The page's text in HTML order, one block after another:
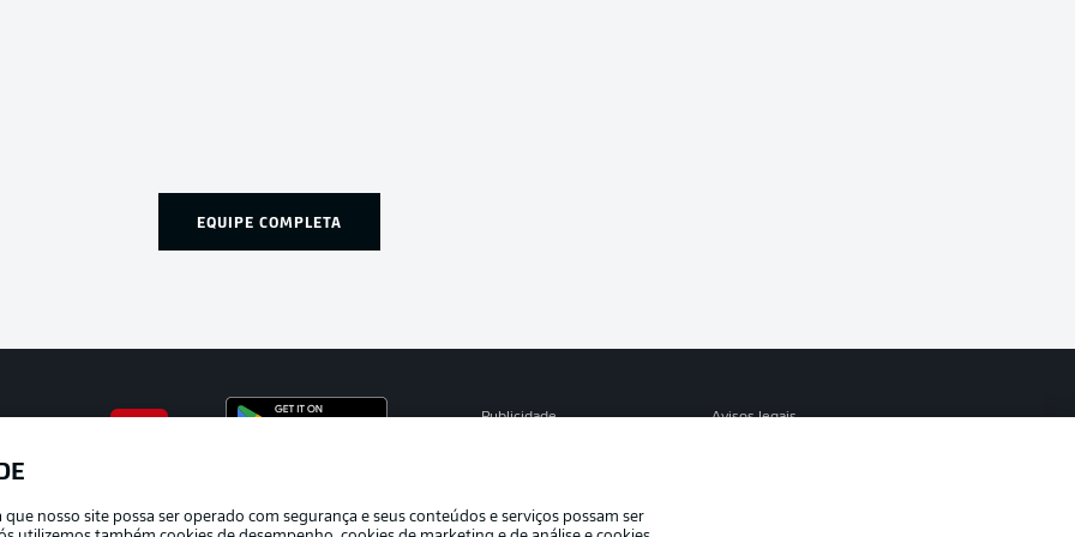
EQUIPE COMPLETA
Publicidade Avisos legais
Marca
nosso site possa ser operado com segurança e seus conteúdos e serviços possam ser